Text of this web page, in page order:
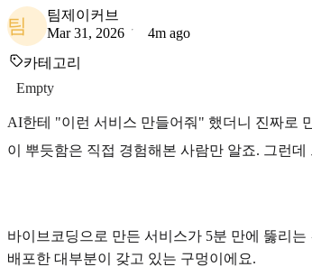
팀
팀제이커브
Mar 31, 2026
4m ago
카테고리
Empty
AI한테 "이런 서비스 만들어줘" 했더니 진짜로
이 뿌듯함은 직접 경험해본 사람만 알죠. 그런
바이브코딩으로 만든 서비스가 5분 만에 뚫리
배포한 대부분이 갖고 있는 구멍이에요.